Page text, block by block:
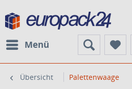
Menü
Übersicht Palettenwaage